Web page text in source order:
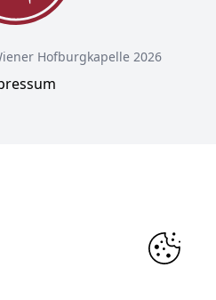
Hofburgkapelle 2026